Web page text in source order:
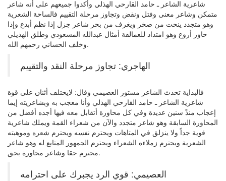
شاعرية الشاعر ـ حامد القارحي الهذلي وأكدوا جميعهم على أنه شاعر
متمكن وشاعر معنى وفتل ونقض وتجاوز مرحلة التقييم فالساحة الشعرية
وهو متجدد ينحت من صخر ويغرف من بحر شاعر جزل إذا نظم أبدع وإذا
حاور أروع وهو امتداد للعمالقة أمثال عبدالله المسعودي وطلق الهذيلي
وخلف الحساني رحمهم الله.
الهاجري: تجاوز مرحلة النقد والتقييم
فالبداية تحدث الشاعر مستور العصيمي وقال: لايختلف أثنان على قوة
شاعرية الشاعر ـ حامد القارحي الهذلي وأنا معجب به وبشاعريته إيما
إعجاب منذً سنين عديدة وفي كل محاورة أتقابل معه فيها أجده أفضل من
المحاورة السابقة وهو شاعر متجدد والآن من شعراء القمة ويملك شاعرية
قوية جداً ولا ينزلق في المتاهات ويحترم نفسه ويحترم شعره وموهبته
الشعرية ويحترم زملاءه الشعراء ويحترم الجمهور المتابع له وهو شاعر
محترم حقا وشاعر محاورة بحق.
العصيمي: قوي الرد يجبرك على احترامه